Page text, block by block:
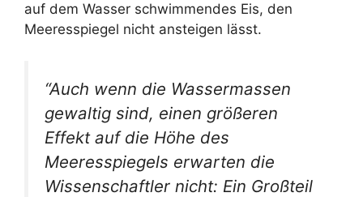
auf dem Wasser schwimmendes Eis, den
Meeresspiegel nicht ansteigen lässt.
“Auch wenn die Wassermassen
gewaltig sind, einen größeren
Effekt auf die Höhe des
Meeresspiegels erwarten die
Wissenschaftler nicht: Ein Großteil